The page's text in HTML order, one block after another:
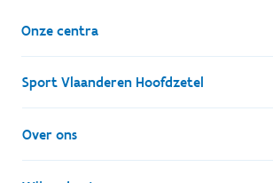
Onze centra
Sport Vlaanderen Hoofdzetel
Simon Bolivarlaan 17
1000 Brussel
Over ons
Wie zijn we, wat doen we